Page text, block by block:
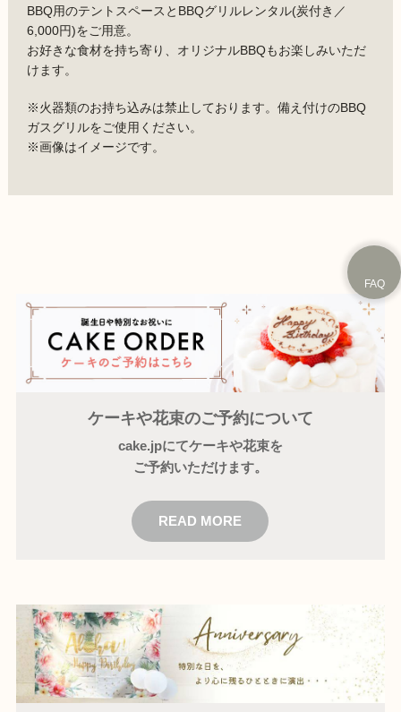
BBQ用のテントスペースとBBQグリルレンタル(炭付き／
6,000円)をご用意。
お好きな食材を持ち寄り、オリジナルBBQもお楽しみいただ
けます。
※火器類のお持ち込みは禁止しております。備え付けのBBQ
ガスグリルをご使用ください。
※画像はイメージです。
ケーキや花束のご予約について
cake.jpにてケーキや花束を
ご予約いただけます。
READ MORE